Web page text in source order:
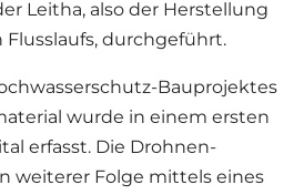
Leitha, also der Herstellung
durchgeführt.
Bauprojektes
wurde in einem ersten
erfasst. Die Drohnen-
weiterer Folge mittels eines